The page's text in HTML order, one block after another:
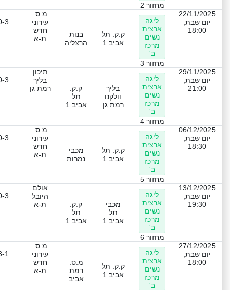
מחזור 2
22/11/2025
יום שבת,
18:00
ליגה
ארצית
נשים
מרכז
ב'
מחזור 3
ק.ק. תל
אביב 1
בנות
הרצליה
מ.ס.
עירוני
חדש
ת-א
3
29/11/2025
יום שבת,
21:00
ליגה
ארצית
נשים
מרכז
ב'
מחזור 4
בליך
וולקנו
רמת גן
ק.ק.
תל
אביב 1
תיכון
בליך
רמת גן
3
06/12/2025
יום שבת,
18:30
ליגה
ארצית
נשים
מרכז
ב'
מחזור 5
ק.ק. תל
אביב 1
מכבי
נמרות
מ.ס.
עירוני
חדש
ת-א
3
13/12/2025
יום שבת,
19:30
ליגה
ארצית
נשים
מרכז
ב'
מחזור 6
מכבי
תל
אביב 1
ק.ק.
תל
אביב 1
אולם
היובל
ת-א
3
27/12/2025
יום שבת,
18:00
ליגה
ארצית
נשים
מרכז
ב'
ק.ק. תל
אביב 1
מ.ס.
רמת
אביב
מ.ס.
עירוני
חדש
ת-א
1